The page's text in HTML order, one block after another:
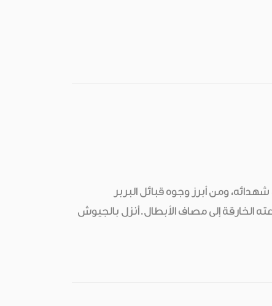
ومن أبرز وجوه قبائل البربر
الخارقة إلى مصاف الأبطال.أنزل بالجيوش